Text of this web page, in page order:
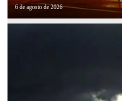
6 de agosto de 2026